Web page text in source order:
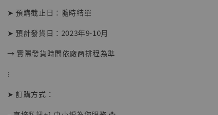
【店內現貨】海賊王 系列蒐藏雕像 布魯克達
摩 [7STARS Studio]
➤ 預購截止日：隨時結單
➤ 預計發貨日：2023年9-10月
→ 實際發貨時間依廠商排程為準
⁝
➤ 訂購方式：